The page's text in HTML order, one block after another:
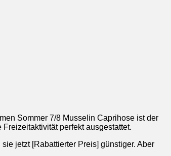
Sommer 7/8 Musselin Caprihose ist der
perfekt ausgestattet.
jetzt [Rabattierter Preis] günstiger. Aber